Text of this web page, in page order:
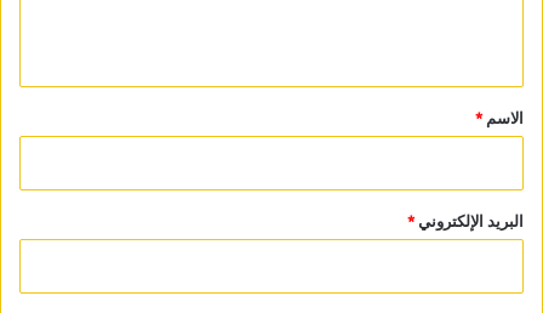
*
الاسم *
البريد الإلكتروني*